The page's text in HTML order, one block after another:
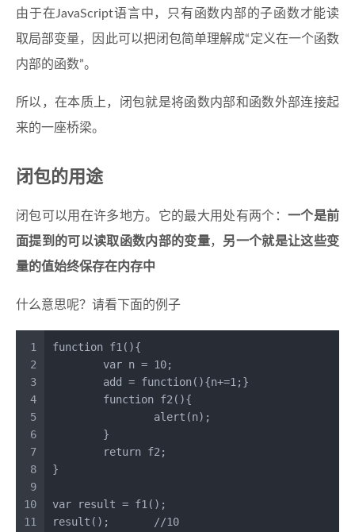
由于在JavaScript语言中，只有函数内部的子函数才能读
取局部变量，因此可以把闭包简单理解成“定义在一个函数
内部的函数”。
所以，在本质上，闭包就是将函数内部和函数外部连接起
来的一座桥梁。
闭包的用途
闭包可以用在许多地方。它的最大用处有两个： 一个是前
面提到的可以读取函数内部的变量， 另一个就是让这些变
量的值始终保存在内存中
什么意思呢？请看下面的例子
1
2
3
4
5
6
7
8
9
10
11
function f1 ( ){
var n = 10;
	add =
function( ){n+=1 ;}
function f2 ( ){
alert (n);
	}
return f2;
}
var result = f1 ();
result
//10